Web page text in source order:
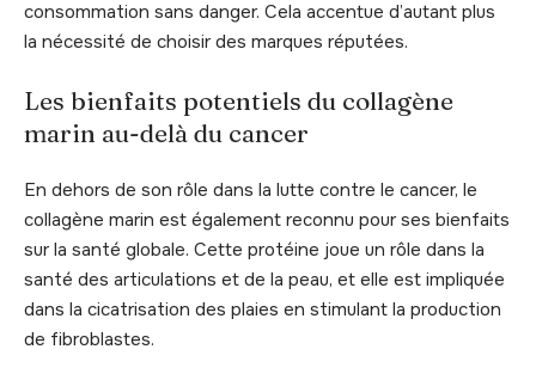
consommation sans danger. Cela accentue d’autant plus
la nécessité de choisir des marques réputées.
Les bienfaits potentiels du collagène
marin au-delà du cancer
En dehors de son rôle dans la lutte contre le cancer, le
collagène marin est également reconnu pour ses bienfaits
sur la santé globale. Cette protéine joue un rôle dans la
santé des articulations et de la peau, et elle est impliquée
dans la cicatrisation des plaies en stimulant la production
de fibroblastes.